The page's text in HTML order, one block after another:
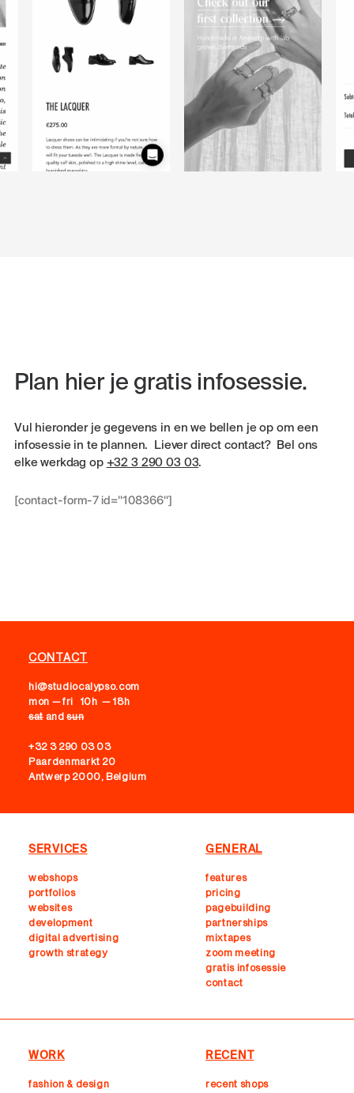
Plan hier je gratis infosessie.
Vul hieronder je gegevens in en we bellen je op om een
infosessie in te plannen. Liever direct contact? Bel ons
elke werkdag op +32 3 290 03 03.
[contact-form-7 id="108366"]
CONTACT
hi@studiocalypso.com
mon — fri 10h — 18h
satandsun
+32 3 290 03 03
Paardenmarkt 20
Antwerp 2000, Belgium
SERVICES
webshops
portfolios
websites
development
digital advertising
growth strategy
GENERAL
features
pricing
pagebuilding
partnerships
mixtapes
zoom meeting
gratis infosessie
contact
WORK
fashion & design
RECENT
recent shops